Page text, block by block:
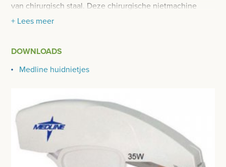
Prijzen
HECHTDRAAD
HECHTNIETJES
ALLERLEI
HYGIENE
van chirurgisch staal. Deze chirurgische nietmachine
heeft een ergonomisch handvat, waardoor hij
nietjes van chirurgisch staal.
Eigenschappen:
35 nietjes per device
per 5 stuk in karton en per 100 stuks in overkarton
+ Lees meer
DOWNLOADS
Medline huidnietjes